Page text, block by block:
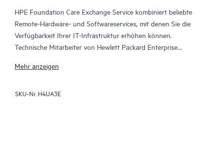
HPE Foundation Care Exchange Service kombiniert beliebte
Remote-Hardware- und Softwareservices, mit denen Sie die
Verfügbarkeit Ihrer IT-Infrastruktur erhöhen können.
Technische Mitarbeiter von Hewlett Packard Enterprise
Behebung von Hardware- und Softwareproblemen zu
Mehr anzeigen
SKU-Nr. H4UA3E